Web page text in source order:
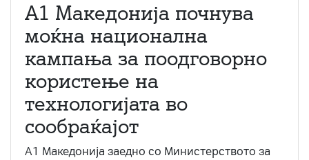
A1 Македонија почнува
моќна национална
кампања за поодговорно
користење на
технологијата во
сообраќајот
A1 Македонија заедно со Министерството за